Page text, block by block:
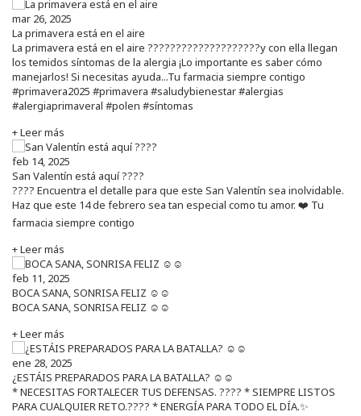
mar 26, 2025
La primavera está en el aire
La primavera está en el aire ????????????????????y con ella llegan
los temidos síntomas de la alergia ¡Lo importante es saber cómo
manejarlos! Si necesitas ayuda...Tu farmacia siempre contigo
#primavera2025 #primavera #saludybienestar #alergias
#alergiaprimaveral #polen #síntomas
+ Leer más
feb 14, 2025
San Valentín está aquí ????
???? Encuentra el detalle para que este San Valentín sea inolvidable.
Haz que este 14 de febrero sea tan especial como tu amor. ❤️ Tu
farmacia siempre contigo
+ Leer más
feb 11, 2025
BOCA SANA, SONRISA FELIZ ☺️☺️
BOCA SANA, SONRISA FELIZ ☺️☺️
+ Leer más
ene 28, 2025
¿ESTÁIS PREPARADOS PARA LA BATALLA? ☺️☺️
* NECESITAS FORTALECER TUS DEFENSAS. ????️ * SIEMPRE LISTOS
PARA CUALQUIER RETO.???? * ENERGÍA PARA TODO EL DÍA.✨